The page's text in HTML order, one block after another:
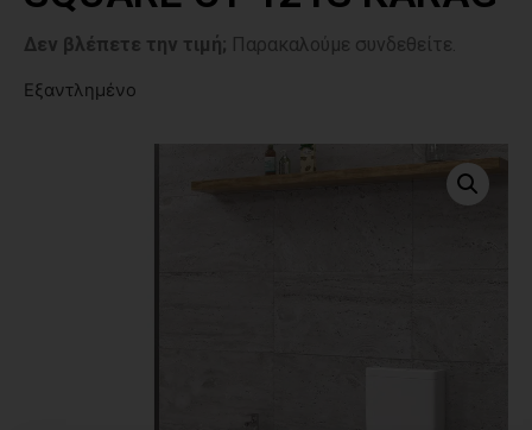
Δεν βλέπετε την τιμή; Παρακαλούμε συνδεθείτε.
Εξαντλημένο